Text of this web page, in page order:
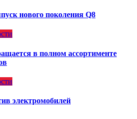
нового поколения Q8
в полном ассортименте
электромобилей